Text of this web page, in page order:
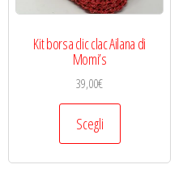
pagina
Kit borsa clic clac Ailana di
Momi’s
39,00€
Scegli
Questo